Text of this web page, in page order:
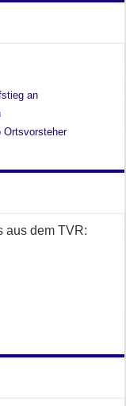
an
Ortsvorsteher
aus dem TVR: